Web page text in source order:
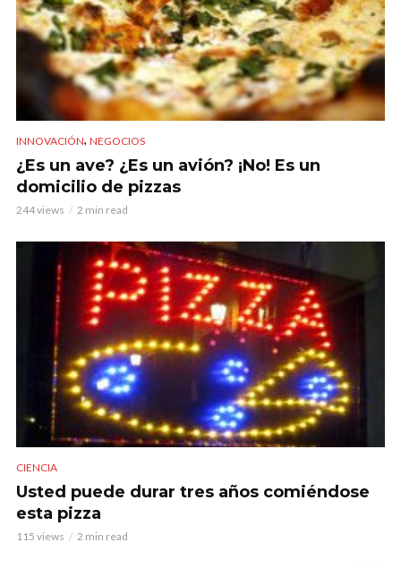
INNOVACIÓN, NEGOCIOS
¿Es un ave? ¿Es un avión? ¡No! Es un
domicilio de pizzas
244 views 2 min read
CIENCIA
Usted puede durar tres años comiéndose
esta pizza
115 views 2 min read